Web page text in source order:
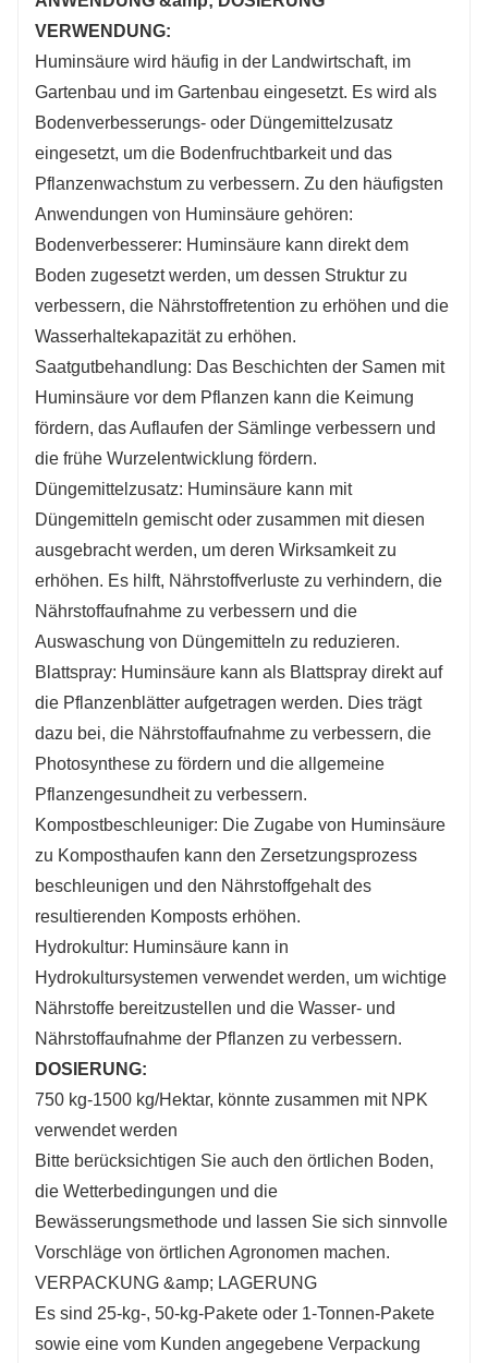
VERWENDUNG:
Huminsäure wird häufig in der Landwirtschaft, im
Gartenbau und im Gartenbau eingesetzt. Es wird als
Bodenverbesserungs- oder Düngemittelzusatz
eingesetzt, um die Bodenfruchtbarkeit und das
Pflanzenwachstum zu verbessern. Zu den häufigsten
Anwendungen von Huminsäure gehören:
Bodenverbesserer: Huminsäure kann direkt dem
Boden zugesetzt werden, um dessen Struktur zu
verbessern, die Nährstoffretention zu erhöhen und die
Wasserhaltekapazität zu erhöhen.
Saatgutbehandlung: Das Beschichten der Samen mit
Huminsäure vor dem Pflanzen kann die Keimung
fördern, das Auflaufen der Sämlinge verbessern und
die frühe Wurzelentwicklung fördern.
Düngemittelzusatz: Huminsäure kann mit
Düngemitteln gemischt oder zusammen mit diesen
ausgebracht werden, um deren Wirksamkeit zu
erhöhen. Es hilft, Nährstoffverluste zu verhindern, die
Nährstoffaufnahme zu verbessern und die
Auswaschung von Düngemitteln zu reduzieren.
Blattspray: Huminsäure kann als Blattspray direkt auf
die Pflanzenblätter aufgetragen werden. Dies trägt
dazu bei, die Nährstoffaufnahme zu verbessern, die
Photosynthese zu fördern und die allgemeine
Pflanzengesundheit zu verbessern.
Kompostbeschleuniger: Die Zugabe von Huminsäure
zu Komposthaufen kann den Zersetzungsprozess
beschleunigen und den Nährstoffgehalt des
resultierenden Komposts erhöhen.
Hydrokultur: Huminsäure kann in
Hydrokultursystemen verwendet werden, um wichtige
Nährstoffe bereitzustellen und die Wasser- und
Nährstoffaufnahme der Pflanzen zu verbessern.
DOSIERUNG:
750 kg-1500 kg/Hektar, könnte zusammen mit NPK
verwendet werden
Bitte berücksichtigen Sie auch den örtlichen Boden,
die Wetterbedingungen und die
Bewässerungsmethode und lassen Sie sich sinnvolle
Vorschläge von örtlichen Agronomen machen.
VERPACKUNG &amp; LAGERUNG
Es sind 25-kg-, 50-kg-Pakete oder 1-Tonnen-Pakete
sowie eine vom Kunden angegebene Verpackung